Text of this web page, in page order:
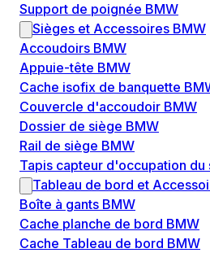
Support de poignée BMW
Sièges et Accessoires BMW
Accoudoirs BMW
Appuie-tête BMW
Cache isofix de banquette
Couvercle d'accoudoir BMW
Dossier de siège BMW
Rail de siège BMW
Tapis capteur d'occupation du
Tableau de bord et
Boîte à gants BMW
Cache planche de bord BMW
Cache Tableau de bord BMW